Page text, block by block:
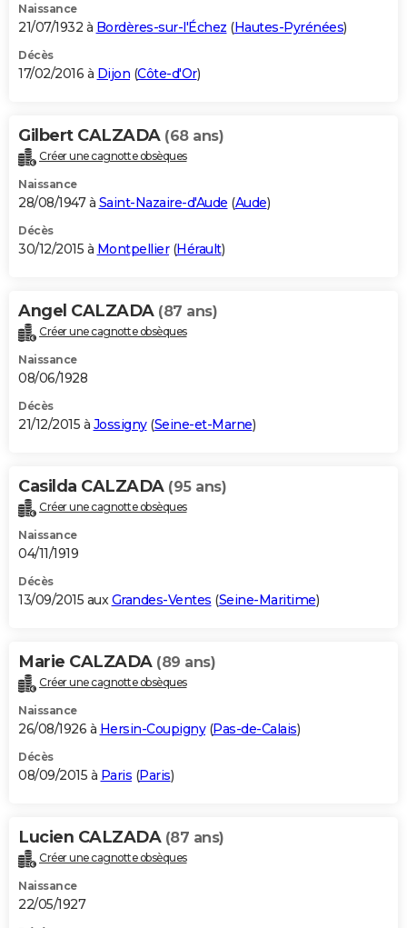
Naissance
21/07/1932 à Bordères-sur-l'Échez (Hautes-Pyrénées)
Décès
17/02/2016 à Dijon (Côte-d'Or)
Gilbert CALZADA (68 ans)
Créer une cagnotte obsèques
Naissance
28/08/1947 à Saint-Nazaire-d'Aude (Aude)
Décès
30/12/2015 à Montpellier(Hérault)
Angel CALZADA (87 ans)
Créer une cagnotte obsèques
Naissance
08/06/1928
Décès
21/12/2015 à Jossigny(Seine-et-Marne)
Casilda CALZADA (95 ans)
Créer une cagnotte obsèques
Naissance
04/11/1919
Décès
13/09/2015 auxGrandes-Ventes (Seine-Maritime)
Marie CALZADA (89 ans)
Créer une cagnotte obsèques
Naissance
26/08/1926 à Hersin-Coupigny(Pas-de-Calais)
Décès
08/09/2015 à Paris (Paris)
Lucien CALZADA (87 ans)
Créer une cagnotte obsèques
Naissance
22/05/1927